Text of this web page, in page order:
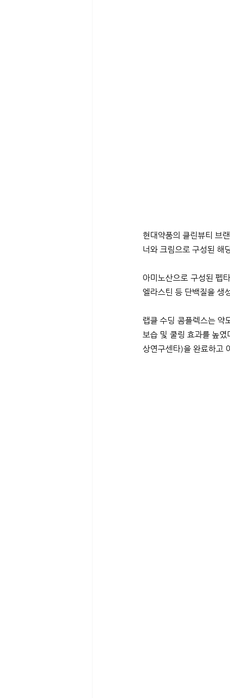
현대약품의 클린뷰티 브
너와 크림으로 구성된 해
아미노산으로 구성된 펩
엘라스틴 등 단백질을 생
랩클 수딩 콤플렉스는 약
보습 및 쿨링 효과를 높
상연구센타)을 완료하고